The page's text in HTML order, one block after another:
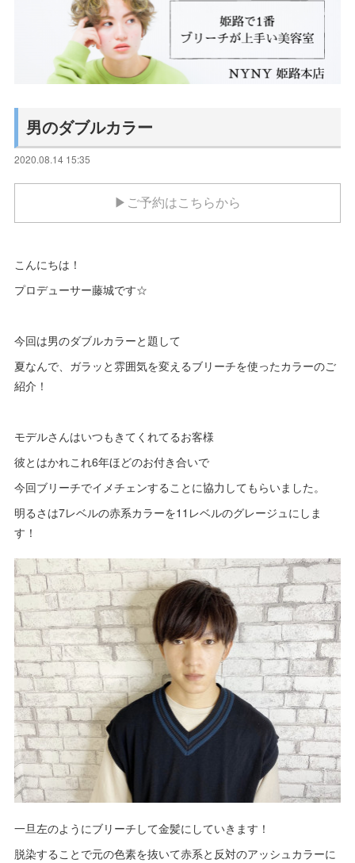
男のダブルカラー
2020.08.14 15:35
▶ご予約はこちらから
こんにちは！
プロデューサー藤城です☆
今回は男のダブルカラーと題して
夏なんで、ガラッと雰囲気を変えるブリーチを使ったカラーのご
紹介！
モデルさんはいつもきてくれてるお客様
彼とはかれこれ6年ほどのお付き合いで
今回ブリーチでイメチェンすることに協力してもらいました。
明るさは7レベルの赤系カラーを11レベルのグレージュにしま
す！
一旦左のようにブリーチして金髪にしていきます！
脱染することで元の色素を抜いて赤系と反対のアッシュカラーに